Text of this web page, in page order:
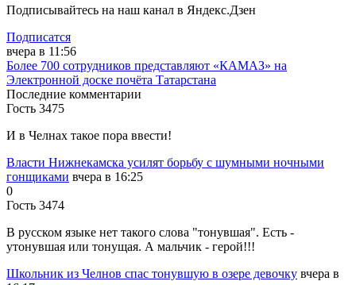
Подписывайтесь на наш канал в Яндекс.Дзен
Подписатся
вчера в 11:56
Более 700 сотрудников представляют «КАМАЗ» на
Электронной доске почёта Татарстана
Последние комментарии
Гость 3475
И в Челнах такое пора ввести!
Власти Нижнекамска усилят борьбу с шумными ночными
гонщиками вчера в 16:25
0
Гость 3474
В русском языке нет такого слова "тонувшая". Есть -
утонувшая или тонущая. А мальчик - герой!!!
Школьник из Челнов спас тонувшую в озере девочку вчера в